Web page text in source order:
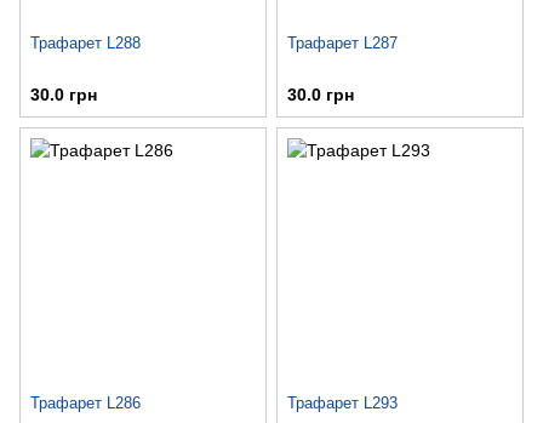
Трафарет L288
30.0 грн
Трафарет L287
30.0 грн
Трафарет L286 Трафарет L293